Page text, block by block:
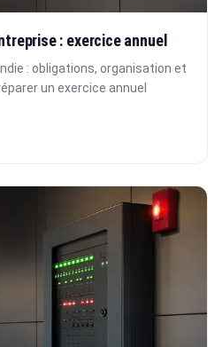
: exercice annuel
: obligations, organisation et
un exercice annuel